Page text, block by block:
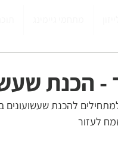
- הכנת
להכנת שעשועונים
לעזור